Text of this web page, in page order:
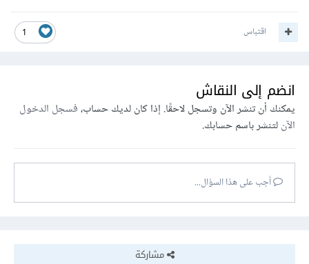
1 اقتباس
انضم إلى النقاش
يمكنك أن تنشر الآن وتسجل لاحقًا. إذا كان لديك حساب،فسجل الدخول
الآنلتنشر باسم حسابك.
أجب على هذا السؤال...
مشاركة